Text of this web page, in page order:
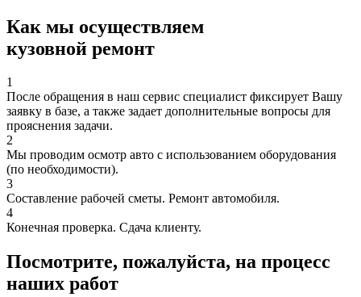
Как мы осуществляем
кузовной ремонт
1
После обращения в наш сервис специалист фиксирует Вашу
заявку в базе, а также задает дополнительные вопросы для
прояснения задачи.
2
Мы проводим осмотр авто с использованием оборудования
(по необходимости).
3
Составление рабочей сметы. Ремонт автомобиля.
4
Конечная проверка. Сдача клиенту.
Посмотрите, пожалуйста, на процесс
наших работ